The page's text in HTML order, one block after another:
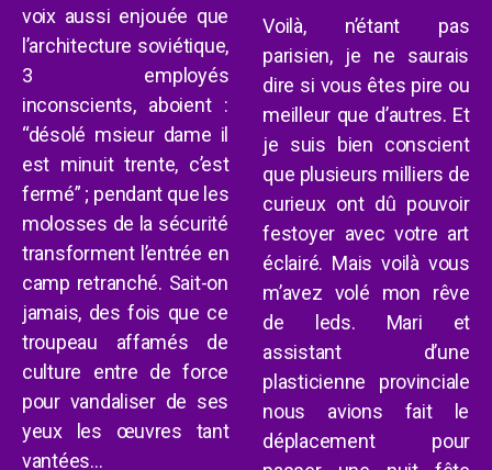
voix aussi enjouée que
l’architecture soviétique,
3 employés
inconscients, aboient:
“désolé msieur dame il
est minuit trente, c’est
fermé” ; pendant que les
molosses de la sécurité
transforment l’entrée en
camp retranché. Sait-on
jamais, des fois que ce
troupeau affamés de
culture entre de force
pour vandaliser de ses
yeux
les œuvres tant
vantées…
Voilà, n’étant pas
parisien, je ne saurais
dire si vous êtes pire ou
meilleur que d’autres. Et
je suis bien conscient
que plusieurs milliers de
curieux ont dû pouvoir
festoyer avec votre art
éclairé. Mais voilà vous
m’avez volé mon rêve
de leds. Mari et
assistant d’une
plasticienne provinciale
nous avions fait le
déplacement pour